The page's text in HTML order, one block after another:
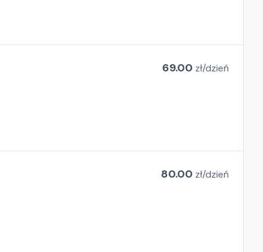
69.00 zł/dzień
80.00 zł/dzień